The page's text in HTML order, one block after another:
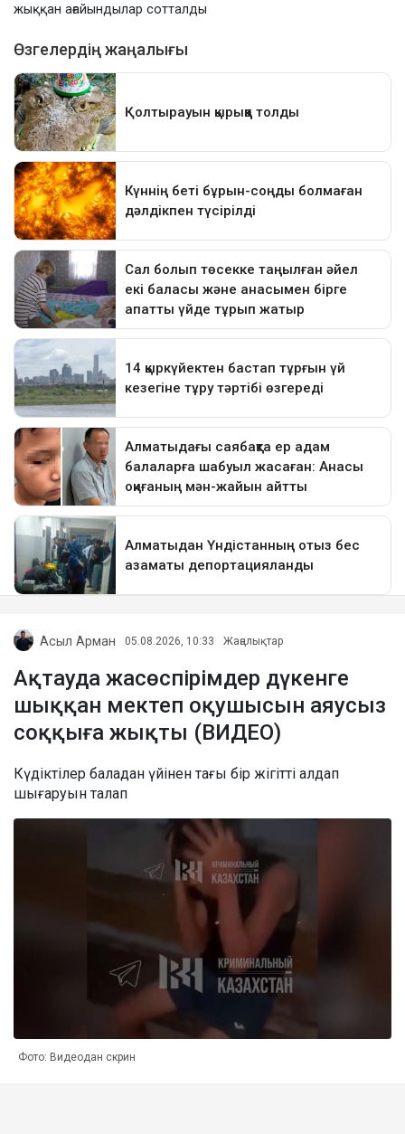
жыққан ағайындылар сотталды
Асыл Арман 05.08.2026, 10:33 Жаңалықтар
Ақтауда жасөспірімдер дүкенге
шыққан мектеп оқушысын аяусыз
соққыға жықты (ВИДЕО)
Күдіктілер баладан үйінен тағы бір жігітті алдап
шығаруын талап
Фото: Видеодан скрин